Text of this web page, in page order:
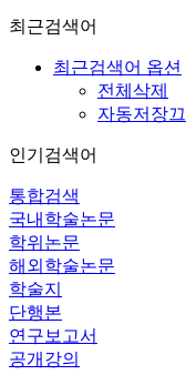
최근검색어
최근검색어 옵션
전체삭제
자동저장끄
인기검색어
통합검색
국내학술논문
학위논문
해외학술논문
학술지
단행본
연구보고서
공개강의